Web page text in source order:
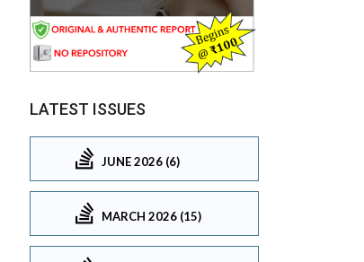
LATEST ISSUES
JUNE 2026 (6)
MARCH 2026 (15)